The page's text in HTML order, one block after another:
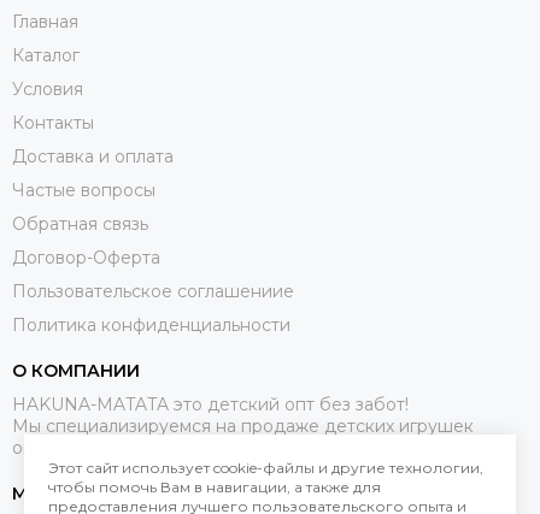
Главная
Каталог
Условия
Контакты
Доставка и оплата
Частые вопросы
Обратная связь
Договор-Оферта
Пользовательское соглашениие
Политика конфиденциальности
О КОМПАНИИ
HAKUNA-MATATA это детский опт без забот!
Мы специализируемся на продаже детских игрушек
оптом.
МЕССЕНДЖЕРЫ
Этот сайт использует cookie-файлы и другие технологии,
чтобы помочь Вам в навигации, а также для
предоставления лучшего пользовательского опыта и